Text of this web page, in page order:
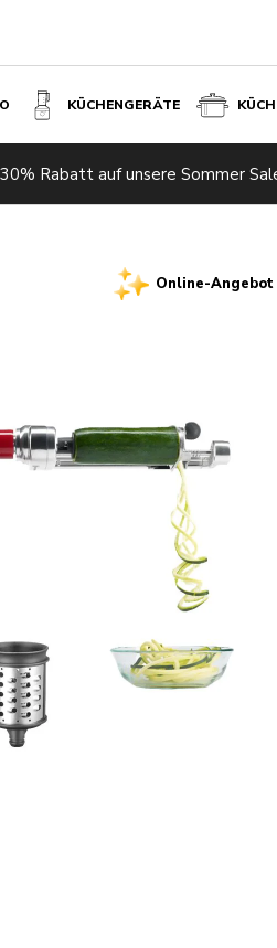
KÜCHENGERÄTE
Rabatt auf unsere Sommer
Online-Angebot